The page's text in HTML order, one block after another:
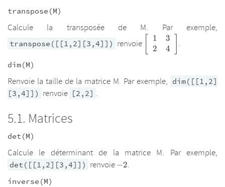
transpose(M)
Calcule la transposée de M. Par exemple,
transpose([[1,2][3,4]]) renvoie
\left[\begin{array}
{cc}1 & 3 \\ 2 & 4
1
2
3
4
.
dim(M)
Renvoie la taille de la matrice M. Par exemple, dim([[1,2]
[3,4]]) renvoie [2,2] .
Matrices
det(M)
Calcule le déterminant de la matrice M. Par exemple,
det([[1,2][3,4]]) renvoie -2
−2.
inverse(M)